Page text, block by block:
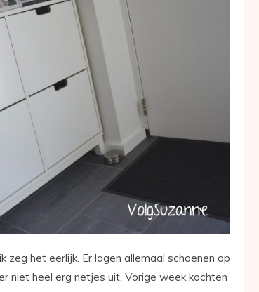
zeg het eerlijk. Er lagen allemaal schoenen op
niet heel erg netjes uit. Vorige week kochten